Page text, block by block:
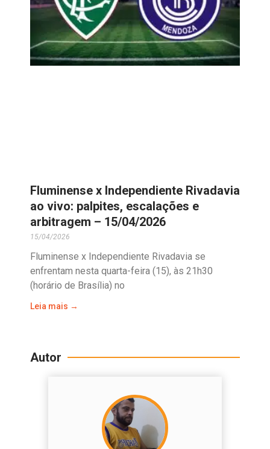
Fluminense x Independiente Rivadavia
ao vivo: palpites, escalações e
arbitragem – 15/04/2026
15/04/2026
Fluminense x Independiente Rivadavia se
enfrentam nesta quarta-feira (15), às 21h30
(horário de Brasília) no
Leia mais →
Autor